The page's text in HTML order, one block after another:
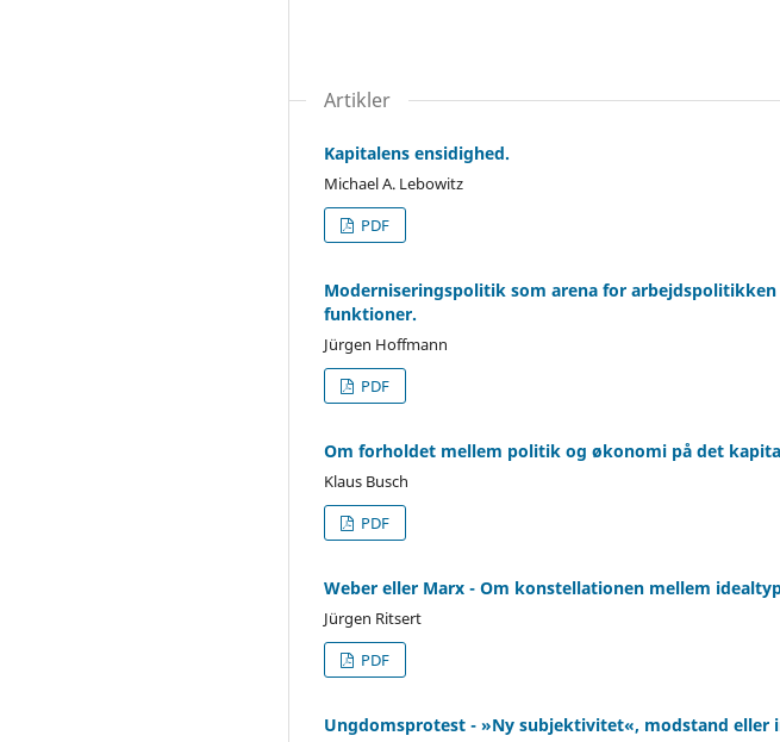
Artikler
Kapitalens ensidighed.
Michael A. Lebowitz
PDF
Moderniseringspolitik som arena for
funktioner.
Jürgen Hoffmann
PDF
Om forholdet mellem politik og økonomi på det
Klaus Busch
PDF
Weber eller Marx - Om konstellationen mellem
Jürgen Ritsert
PDF
Ungdomsprotest - »Ny subjektivitet«, modstand eller